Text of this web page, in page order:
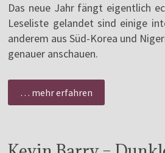
Das neue Jahr fängt eigentlich
Leseliste gelandet sind einige
anderem aus Süd-Korea und
genauer anschauen.
… mehr erfahren